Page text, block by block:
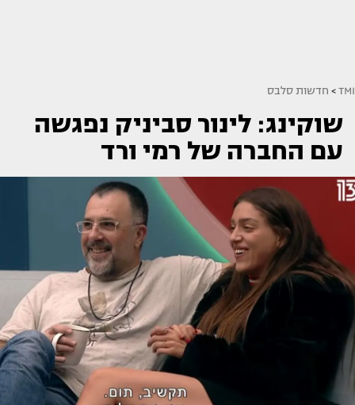
TMI
> חדשות סלבס
שוקינג: לינור סביניק נפגשה
עם החברה של רמי ורד